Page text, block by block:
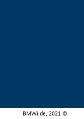
BMWi.de, 2021 ©